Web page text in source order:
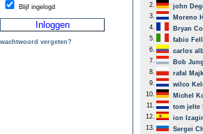
Blijf ingelogd
wachtwoord vergeten?
2.
john
3.
Moreno
4.
Bryan
5.
fabio
6.
carlos
7.
Bob
8.
rafal
9.
wilco
10.
Michel
11.
tom jelte
12.
ion
13.
Sergei